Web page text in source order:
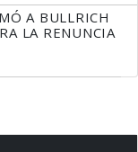
A BULLRICH
LA RENUNCIA